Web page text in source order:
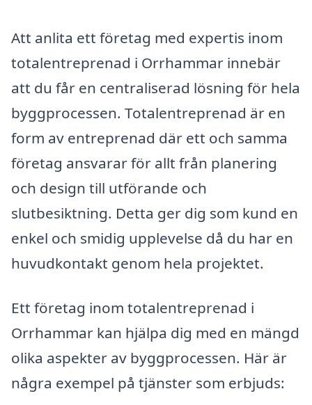
Att anlita ett företag med expertis inom
totalentreprenad i Orrhammar innebär
att du får en centraliserad lösning för hela
byggprocessen. Totalentreprenad är en
form av entreprenad där ett och samma
företag ansvarar för allt från planering
och design till utförande och
slutbesiktning. Detta ger dig som kund en
enkel och smidig upplevelse då du har en
huvudkontakt genom hela projektet.
Ett företag inom totalentreprenad i
Orrhammar kan hjälpa dig med en mängd
olika aspekter av byggprocessen. Här är
några exempel på tjänster som erbjuds: